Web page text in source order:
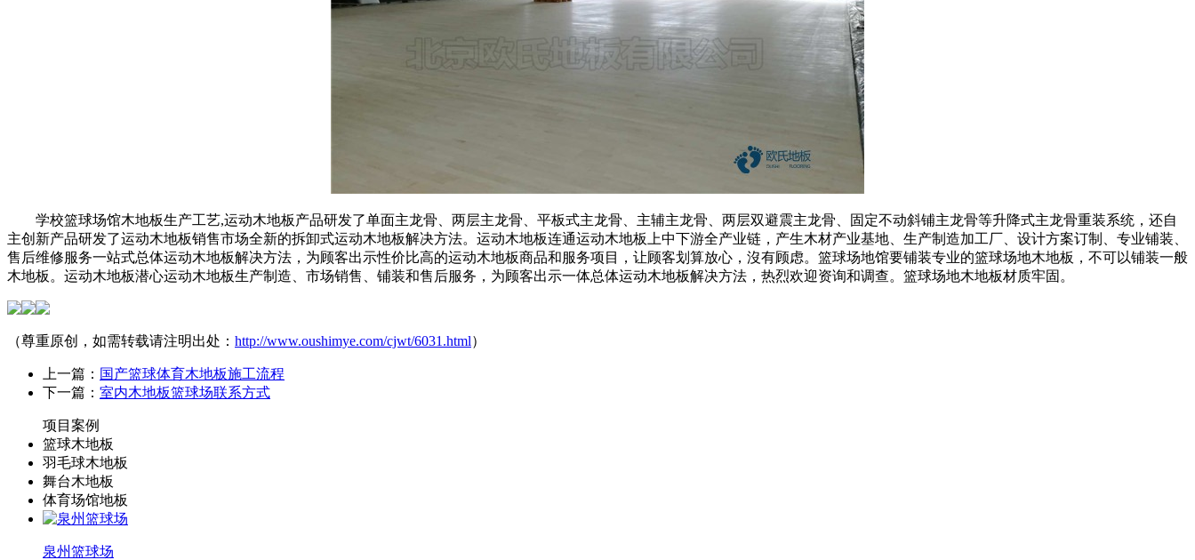
学校篮球场馆木地板生产工艺,运动木地板产品研发了单面主龙骨、两层主龙骨、平板式主龙骨、主辅主龙骨、两层双避震主龙骨、固定不动斜铺主龙骨等升降式主龙骨重装系统，还自
主创新产品研发了运动木地板销售市场全新的拆卸式运动木地板解决方法。运动木地板连通运动木地板上中下游全产业链，产生木材产业基地、生产制造加工厂、设计方案订制、专业铺装、
售后维修服务一站式总体运动木地板解决方法，为顾客出示性价比高的运动木地板商品和服务项目，让顾客划算放心，沒有顾虑。篮球场地馆要铺装专业的篮球场地木地板，不可以铺装一般
木地板。运动木地板潜心运动木地板生产制造、市场销售、铺装和售后服务，为顾客出示一体总体运动木地板解决方法，热烈欢迎资询和调查。篮球场地木地板材质牢固。
（尊重原创，如需转载请注明出处： http://www.oushimye.com/cjwt/6031.html）
上一篇： 国产篮球体育木地板施工流程
下一篇： 室内木地板篮球场联系方式
项目案例
篮球木地板
羽毛球木地板
舞台木地板
体育场馆地板
泉州篮球场